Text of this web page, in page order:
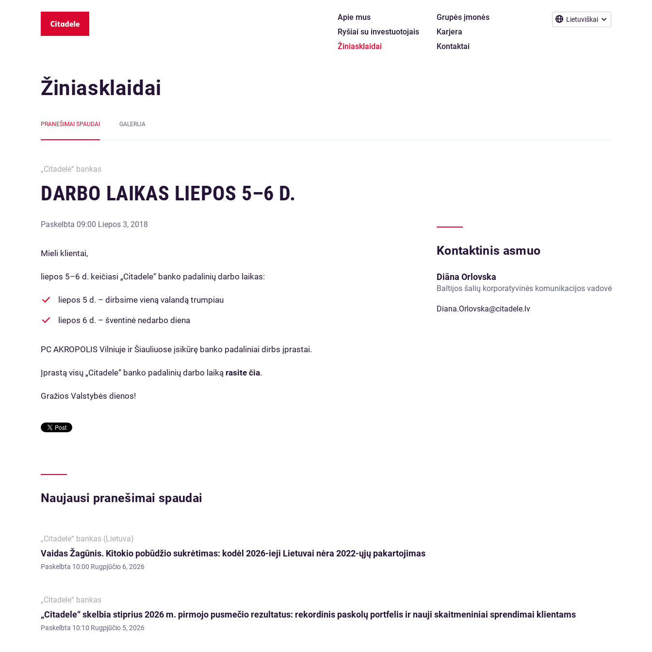
Lietuviškai
Apie mus
Ryšiai su investuotojais
Žiniasklaidai
Grupės įmonės
Karjera
Kontaktai
Žiniasklaidai
PRANEŠIMAI SPAUDAI GALERIJA
„Citadele“ bankas
DARBO LAIKAS LIEPOS 5–6 D.
Paskelbta 09:00 Liepos 3, 2018
Mieli klientai,
liepos 5–6 d. keičiasi „Citadele“ banko padalinių darbo laikas:
liepos 5 d. – dirbsime vieną valandą trumpiau
liepos 6 d. – šventinė nedarbo diena
PC AKROPOLIS Vilniuje ir Šiauliuose įsikūrę banko padaliniai dirbs įprastai.
Įprastą visų „Citadele“ banko padalinių darbo laiką rasite čia.
Gražios Valstybės dienos!
Kontaktinis asmuo
Diāna Orlovska
Baltijos šalių korporatyvinės komunikacijos vadovė
Diana.Orlovska@citadele.lv
Naujausi pranešimai spaudai
„Citadele“ bankas (Lietuva)
Vaidas Žagūnis. Kitokio pobūdžio sukrėtimas: kodėl 2026-ieji Lietuvai nėra 2022-ųjų pakartojimas
Paskelbta 10:00 Rugpjūčio 6, 2026
„Citadele“ bankas
„Citadele“ skelbia stiprius 2026 m. pirmojo pusmečio rezultatus: rekordinis paskolų portfelis ir nauji skaitmeniniai sprendimai klientams
Paskelbta 10:10 Rugpjūčio 5, 2026